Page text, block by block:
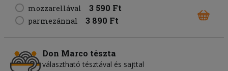
mozzarellával
3 590 Ft
parmezánnal 3 890 Ft
Don Marco tészta
választható tésztával és sajttal